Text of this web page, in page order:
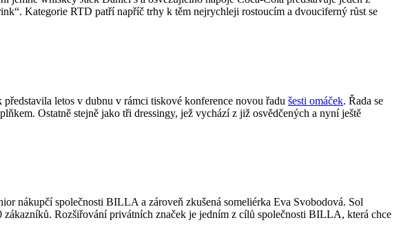
Kategorie RTD patří napříč trhy k těm nejrychleji rostoucím a dvouciferný růst se
letos v dubnu v rámci tiskové konference novou řadu šesti omáček. Řada se
Ostatně stejně jako tři dressingy, jež vychází z již osvědčených a nyní ještě
nákupčí společnosti BILLA a zároveň zkušená someliérka Eva Svobodová. Sol
Rozšiřování privátních značek je jedním z cílů společnosti BILLA, která chce